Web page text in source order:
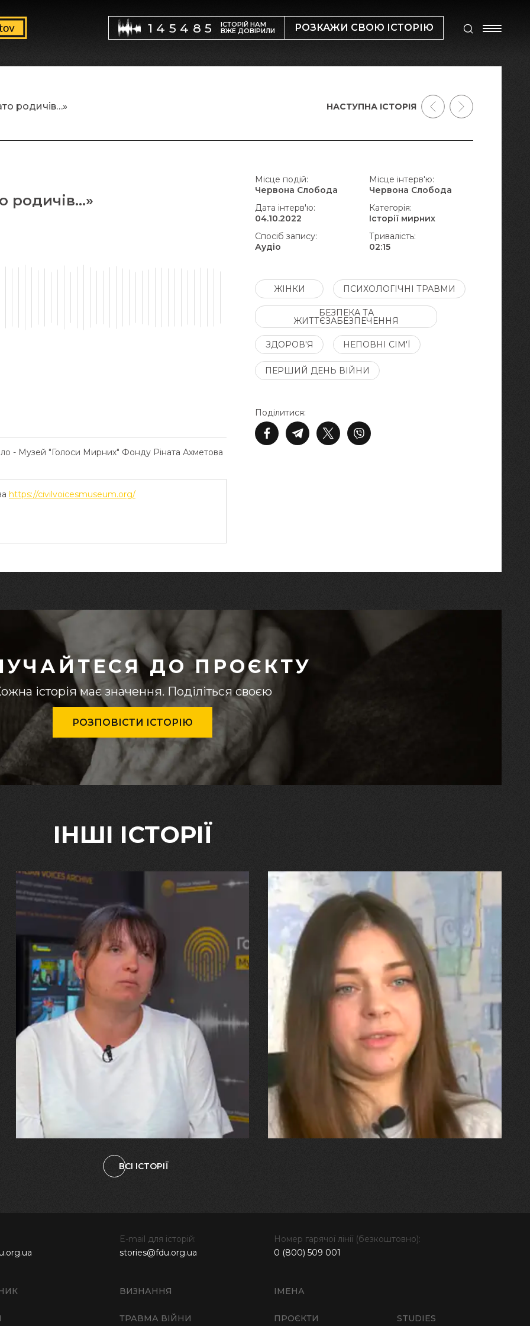
145485 ІСТОРІЙ НАМ
ВЖЕ ДОВІРИЛИ РОЗКАЖИ СВОЮ ІСТОРІЮ
родичів…»
- Музей "Голоси Мирних" Фонду Ріната Ахметова
https://civilvoicesmuseum.org/
родичів…»
Поділитися:
Місце подій:
Червона Слобода
Місце інтерв'ю:
Червона Слобода
Дата інтерв'ю:
04.10.2022
Категорія:
Історії мирних
Спосіб запису:
Аудіо
Тривалість:
02:15
ЖІНКИ ПСИХОЛОГІЧНІ ТРАВМИ
БЕЗПЕКА ТА
ЖИТТЄЗАБЕЗПЕЧЕННЯ
ЗДОРОВ'Я НЕПОВНІ СІМ'Ї
ПЕРШИЙ ДЕНЬ ВІЙНИ
НАСТУПНА ІСТОРІЯ
ДО ПРОЄКТУ
історія має значення. Поділіться своєю
РОЗПОВІСТИ ІСТОРІЮ
ІНШІ ІСТОРІЇ
29.07.2026
Марина, Ваїд та Аміна Харченко
"Попри всі втрати, ми не
зламалися: тепер я бачу
свого вбитого чоловіка у
наших дітях"
27.07.2026
"Я перенесла 11 операцій, та
плакала від фантомного
болю. Але маленька донька
бере за руку і змушує йти
далі"
ВСІ ІСТОРІЇ
ВИЗНАННЯ ІМЕНА
ТРАВМА ВІЙНИ ПРОЄКТИ STUDIES
E-mail для історій:
stories@fdu.org.ua
Номер гарячої лінії (безкоштовно):
0 (800) 509 001